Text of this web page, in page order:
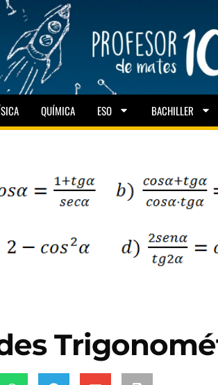
QUÍMICA ESO BACHILLER